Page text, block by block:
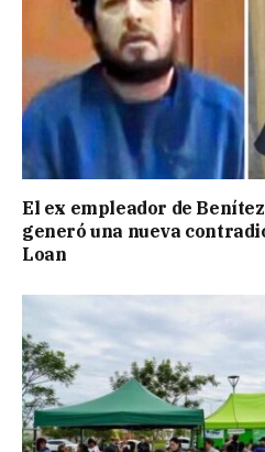
El ex empleador de
generó una nueva
Loan